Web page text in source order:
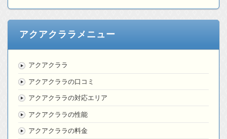
アクアクララメニュー
アクアクララ
アクアクララの口コミ
アクアクララの対応エリア
アクアクララの性能
アクアクララの料金